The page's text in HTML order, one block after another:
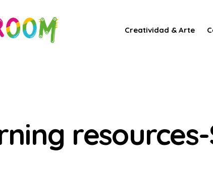
Creatividad & Arte